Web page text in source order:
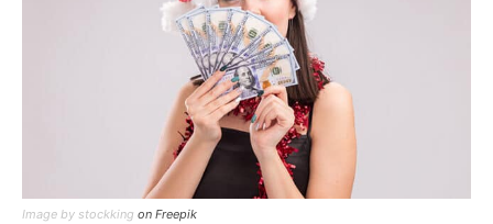
Image by stockking on Freepik